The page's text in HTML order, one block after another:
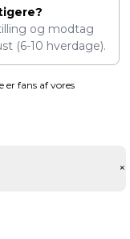
og modtag
(6-10 hverdage).
er fans af vores
+